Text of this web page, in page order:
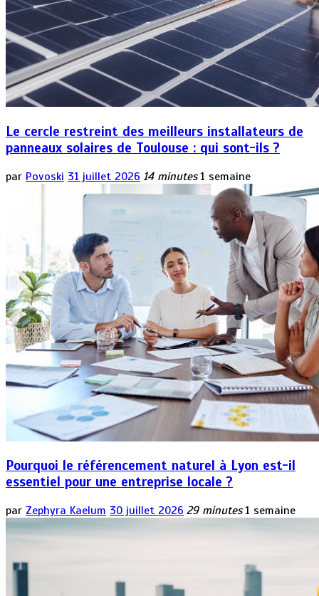
Le cercle restreint des meilleurs installateurs de
panneaux solaires de Toulouse : qui sont-ils ?
par Povoski 31 juillet 2026 14 minutes 1 semaine
Pourquoi le référencement naturel à Lyon est-il
essentiel pour une entreprise locale ?
par Zephyra Kaelum 30 juillet 2026 29 minutes 1 semaine